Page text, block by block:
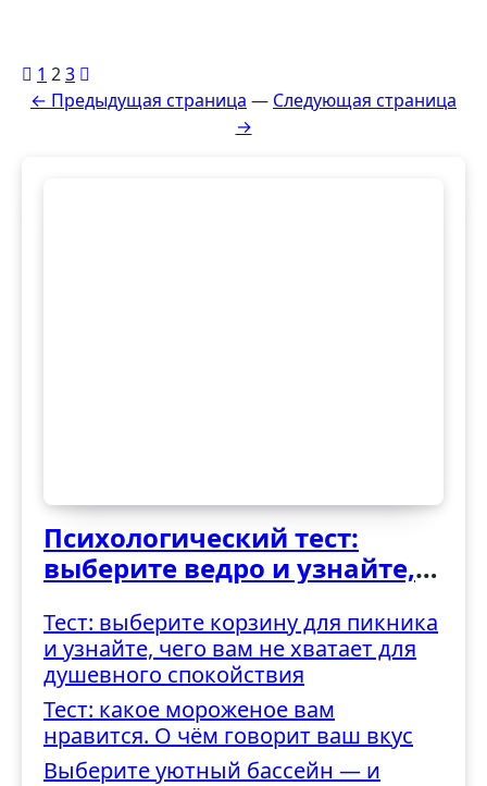
Пагинация
записей
1 23
← Предыдущая страница — Следующая страница
→
Психологический тест:
выберите ведро и узнайте,
трудностями
Тест: выберите корзину для пикника
и узнайте, чего вам не хватает для
душевного спокойствия
Тест: какое мороженое вам
нравится. О чём говорит ваш вкус
Выберите уютный бассейн — и